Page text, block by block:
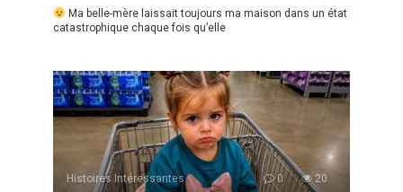
Ma belle-mère laissait toujours ma maison dans un état
catastrophique chaque fois qu’elle
Histoires Intéressantes 0 20